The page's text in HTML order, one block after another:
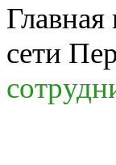
Главная
сети